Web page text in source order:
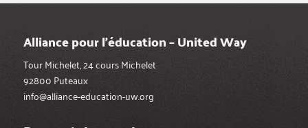
Alliance pour l’éducation – United Way
Tour Michelet, 24 cours Michelet
92800 Puteaux
info@alliance-education-uw.org